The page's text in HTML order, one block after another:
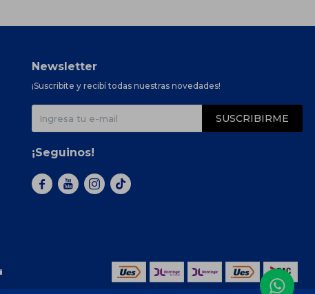
Newsletter
¡Suscribite y recibí todas nuestras novedades!
SUSCRIBIRME
¡Seguinos!
  